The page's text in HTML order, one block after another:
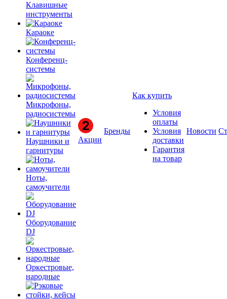
Клавишные
инструменты
Караоке
Конференц-
системы
Микрофоны,
радиосистемы
Наушники и
гарнитуры
Ноты,
самоучители
Оборудование
DJ
Оркестровые,
народные
Акции
Бренды
Как купить
Условия
оплаты
Условия
доставки
Гарантия
на товар
Новости